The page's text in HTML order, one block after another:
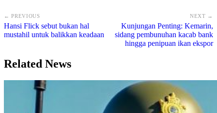
← PREVIOUS
Hansi Flick sebut bukan hal
mustahil untuk balikkan keadaan
NEXT →
Kunjungan Penting: Kemarin,
sidang pembunuhan kacab bank
hingga penipuan ikan ekspor
Related News